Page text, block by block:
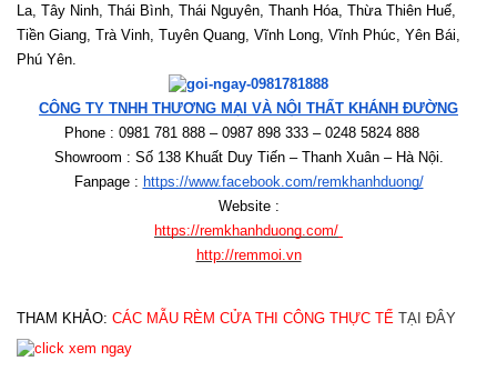
La, Tây Ninh, Thái Bình, Thái Nguyên, Thanh Hóa, Thừa Thiên Huế,
Tiền Giang, Trà Vinh, Tuyên Quang, Vĩnh Long, Vĩnh Phúc, Yên Bái,
Phú Yên.
CÔNG TY TNHH THƯƠNG MẠI VÀ NỘI THẤT KHÁNH ĐƯỜNG
Phone : 0981 781 888 – 0987 898 333 – 0248 5824 888
Showroom : Số 138 Khuất Duy Tiến – Thanh Xuân – Hà Nội.
Fanpage : https://www.facebook.com/remkhanhduong/
Website :
https://remkhanhduong.com/
http://remmoi.vn
THAM KHẢO: CÁC MẪU RÈM CỬA THI CÔNG THỰC TẾ TẠI ĐÂY